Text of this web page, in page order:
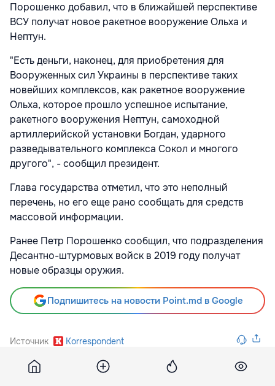
Порошенко добавил, что в ближайшей перспективе
ВСУ получат новое ракетное вооружение Ольха и
Нептун.
"Есть деньги, наконец, для приобретения для
Вооруженных сил Украины в перспективе таких
новейших комплексов, как ракетное вооружение
Ольха, которое прошло успешное испытание,
ракетного вооружения Нептун, самоходной
артиллерийской установки Богдан, ударного
разведывательного комплекса Сокол и многого
другого", - сообщил президент.
Глава государства отметил, что это неполный
перечень, но его еще рано сообщать для средств
массовой информации.
Ранее Петр Порошенко сообщил, что подразделения
Десантно-штурмовых войск в 2019 году получат
новые образцы оружия.
Подпишитесь на новости Point.md в Google
Источник Korrespondent